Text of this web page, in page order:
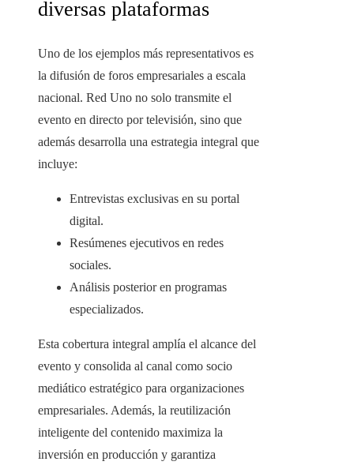
diversas plataformas
Uno de los ejemplos más representativos es
la difusión de foros empresariales a escala
nacional. Red Uno no solo transmite el
evento en directo por televisión, sino que
además desarrolla una estrategia integral que
incluye:
Entrevistas exclusivas en su portal
digital.
Resúmenes ejecutivos en redes
sociales.
Análisis posterior en programas
especializados.
Esta cobertura integral amplía el alcance del
evento y consolida al canal como socio
mediático estratégico para organizaciones
empresariales. Además, la reutilización
inteligente del contenido maximiza la
inversión en producción y garantiza